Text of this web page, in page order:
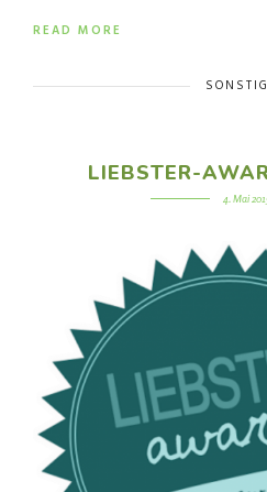
READ MORE
LIEBSTER-
4. Mai